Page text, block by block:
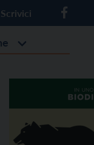
Scrivici